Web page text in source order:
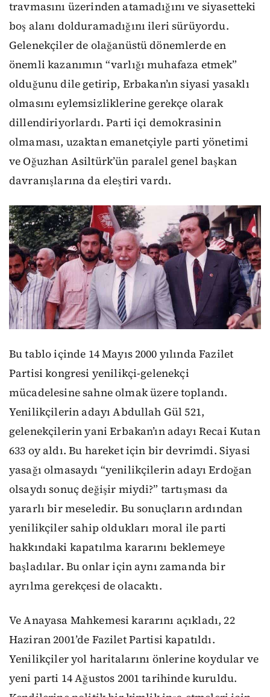
travmasını üzerinden atamadığını ve siyasetteki
boş alanı dolduramadığını ileri sürüyordu.
Gelenekçiler de olağanüstü dönemlerde en
önemli kazanımın “varlığı muhafaza etmek”
olduğunu dile getirip, Erbakan’ın siyasi yasaklı
olmasını eylemsizliklerine gerekçe olarak
dillendiriyorlardı. Parti içi demokrasinin
olmaması, uzaktan emanetçiyle parti yönetimi
ve Oğuzhan Asiltürk’ün paralel genel başkan
davranışlarına da eleştiri vardı.
Bu tablo içinde 14 Mayıs 2000 yılında Fazilet
Partisi kongresi yenilikçi-gelenekçi
mücadelesine sahne olmak üzere toplandı.
Yenilikçilerin adayı Abdullah Gül 521,
gelenekçilerin yani Erbakan’ın adayı Recai Kutan
633 oy aldı. Bu hareket için bir devrimdi. Siyasi
yasağı olmasaydı “yenilikçilerin adayı Erdoğan
olsaydı sonuç değişir miydi?” tartışması da
yararlı bir meseledir. Bu sonuçların ardından
yenilikçiler sahip oldukları moral ile parti
hakkındaki kapatılma kararını beklemeye
başladılar. Bu onlar için aynı zamanda bir
ayrılma gerekçesi de olacaktı.
Ve Anayasa Mahkemesi kararını açıkladı, 22
Haziran 2001’de Fazilet Partisi kapatıldı.
Yenilikçiler yol haritalarını önlerine koydular ve
yeni parti 14 Ağustos 2001 tarihinde kuruldu.